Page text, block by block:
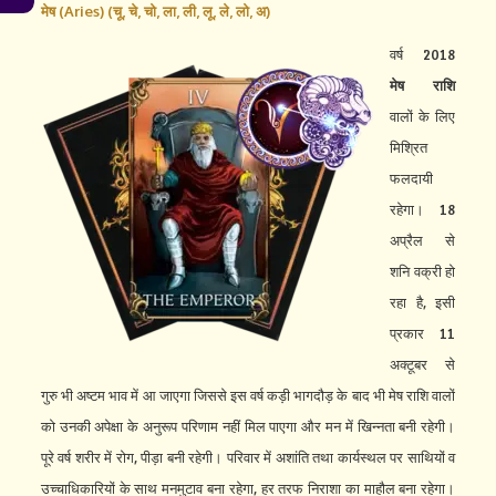
मेष (Aries) (चू,चे,चो,ला,ली,लू,ले,लो, अ)
वर्ष 2018
मेष राशि
वालों के लिए
मिश्रित
फलदायी
रहेगा। 18
अप्रैल से
शनि वक्री हो
रहा है, इसी
प्रकार 11
अक्टूबर से
गुरु भी अष्टम भाव में आ जाएगा जिससे इस वर्ष कड़ी भागदौड़ के बाद भी मेष राशि वालों
को उनकी अपेक्षा के अनुरूप परिणाम नहीं मिल पाएगा और मन में खिन्नता बनी रहेगी।
पूरे वर्ष शरीर में रोग, पीड़ा बनी रहेगी। परिवार में अशांति तथा कार्यस्थल पर साथियों व
उच्चाधिकारियों के साथ मनमुटाव बना रहेगा, हर तरफ निराशा का माहौल बना रहेगा।